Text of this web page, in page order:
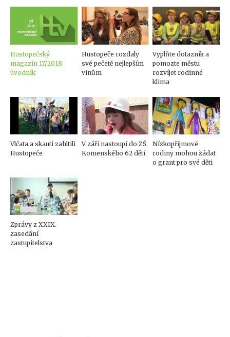
Hustopečský
magazín 17/2018:
úvodník
Hustopeče rozdaly
své pečetě nejlepším
vínům
Vyplňte dotazník a
pomozte městu
rozvíjet rodinné
klima
Vlčata a skauti zahltili
Hustopeče
V září nastoupí do ZŠ
Komenského 62 dětí
Nízkopříjmové
rodiny mohou žádat
o grant pro své děti
Zprávy z XXIX.
zasedání
zastupitelstva